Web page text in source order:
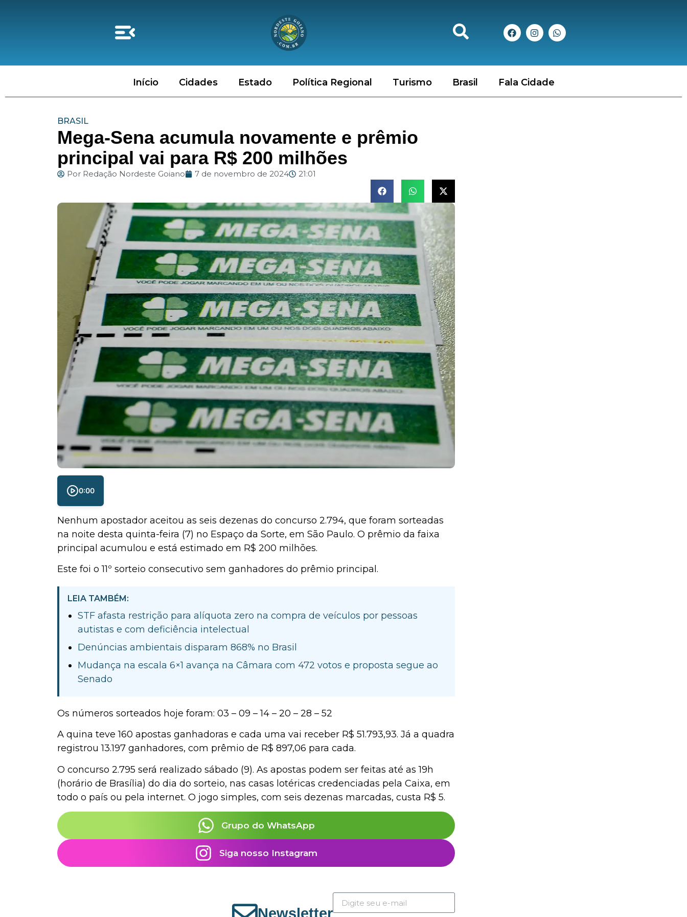
Início Cidades Estado Política Regional Turismo Brasil Fala Cidade
BRASIL
Mega-Sena acumula novamente e prêmio
principal vai para R$ 200 milhões
Por Redação Nordeste Goiano 7 de novembro de 2024 21:01
0:00
Nenhum apostador aceitou as seis dezenas do concurso 2.794, que foram sorteadas
na noite desta quinta-feira (7) no Espaço da Sorte, em São Paulo. O prêmio da faixa
principal acumulou e está estimado em R$ 200 milhões.
Este foi o 11º sorteio consecutivo sem ganhadores do prêmio principal.
LEIA TAMBÉM:
STF afasta restrição para alíquota zero na compra de veículos por pessoas
autistas e com deficiência intelectual
Denúncias ambientais disparam 868% no Brasil
Mudança na escala 6×1 avança na Câmara com 472 votos e proposta segue ao
Senado
Os números sorteados hoje foram: 03 – 09 – 14 – 20 – 28 – 52
A quina teve 160 apostas ganhadoras e cada uma vai receber R$ 51.793,93. Já a quadra
registrou 13.197 ganhadores, com prêmio de R$ 897,06 para cada.
O concurso 2.795 será realizado sábado (9). As apostas podem ser feitas até as 19h
(horário de Brasília) do dia do sorteio, nas casas lotéricas credenciadas pela Caixa, em
todo o país ou pela internet. O jogo simples, com seis dezenas marcadas, custa R$ 5.
Grupo do WhatsApp
Siga nosso Instagram
Newsletter